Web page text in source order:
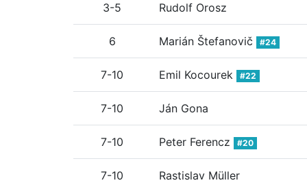
3-5 Rudolf Orosz
6 Marián Štefanovič #24
7-10 Emil Kocourek #22
7-10 Ján Gona
7-10 Peter Ferencz #20
7-10 Rastislav Müller